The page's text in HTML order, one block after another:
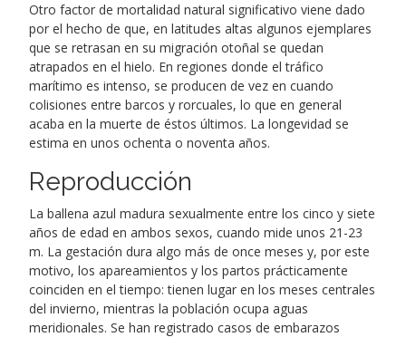
Otro factor de mortalidad natural significativo viene dado
por el hecho de que, en latitudes altas algunos ejemplares
que se retrasan en su migración otoñal se quedan
atrapados en el hielo. En regiones donde el tráfico
marítimo es intenso, se producen de vez en cuando
colisiones entre barcos y rorcuales, lo que en general
acaba en la muerte de éstos últimos. La longevidad se
estima en unos ochenta o noventa años.
Reproducción
La ballena azul madura sexualmente entre los cinco y siete
años de edad en ambos sexos, cuando mide unos 21-23
m. La gestación dura algo más de once meses y, por este
motivo, los apareamientos y los partos prácticamente
coinciden en el tiempo: tienen lugar en los meses centrales
del invierno, mientras la población ocupa aguas
meridionales. Se han registrado casos de embarazos